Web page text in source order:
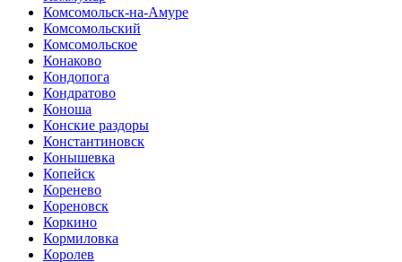
Комсомольск-на-Амуре
Комсомольский
Комсомольское
Конаково
Кондопога
Кондратово
Коноша
Конские раздоры
Константиновск
Конышевка
Копейск
Коренево
Кореновск
Коркино
Кормиловка
Королев